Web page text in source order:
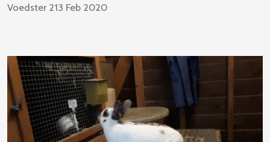
Voedster 213 Feb 2020